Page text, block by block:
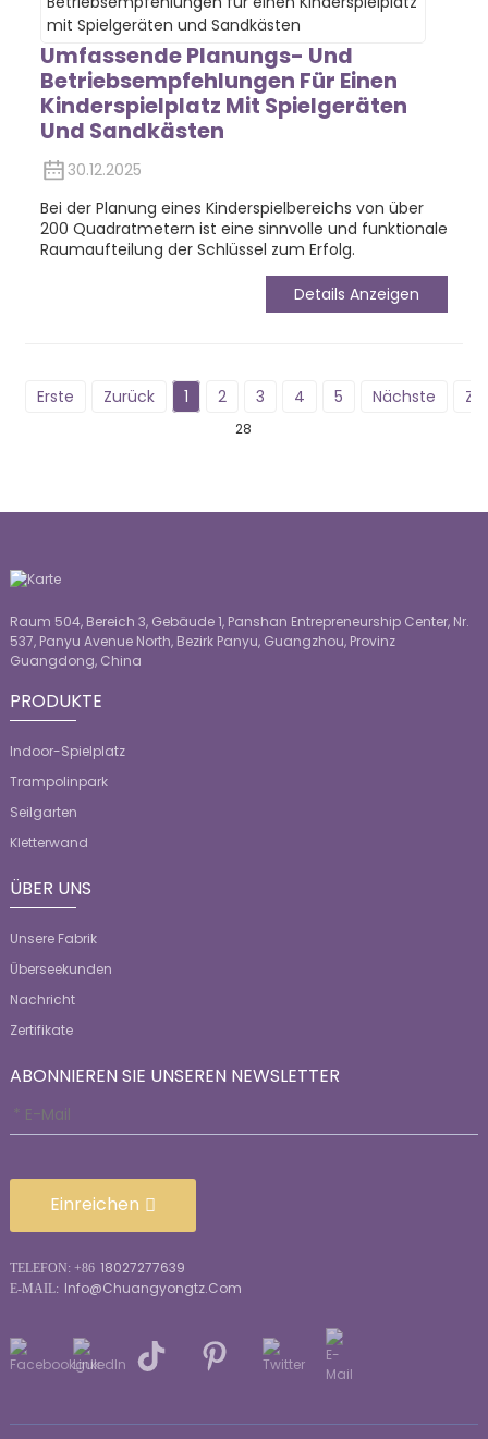
Umfassende Planungs- Und
Betriebsempfehlungen Für Einen
Kinderspielplatz Mit Spielgeräten
Und Sandkästen
30.12.2025
Bei der Planung eines Kinderspielbereichs von über
200 Quadratmetern ist eine sinnvolle und funktionale
Raumaufteilung der Schlüssel zum Erfolg.
Details Anzeigen
Erste Zurück 1 2 3 4 5 Nächste
28
Raum 504, Bereich 3, Gebäude 1, Panshan Entrepreneurship Center, Nr.
537, Panyu Avenue North, Bezirk Panyu, Guangzhou, Provinz
Guangdong, China
PRODUKTE
Indoor-Spielplatz
Trampolinpark
Seilgarten
Kletterwand
ÜBER UNS
Unsere Fabrik
Überseekunden
Nachricht
Zertifikate
ABONNIEREN SIE UNSEREN NEWSLETTER
Einreichen
TELEFON: +86 18027277639
E-MAIL: Info@chuangyongtz.com